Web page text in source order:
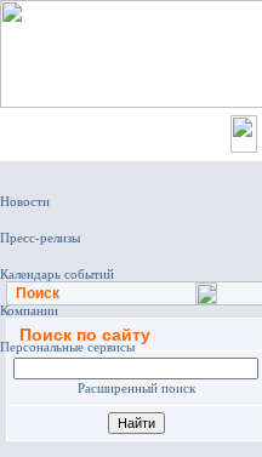
Поиск
Поиск по сайту
Расширенный поиск